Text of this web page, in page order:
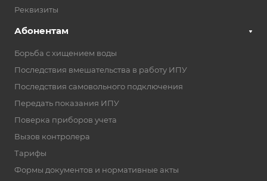
Реквизиты
Абонентам
Борьба с хищением воды
Последствия вмешательства в работу ИПУ
Последствия самовольного подключения
Передать показания ИПУ
Поверка приборов учета
Вызов контролера
Тарифы
Формы документов и нормативные акты